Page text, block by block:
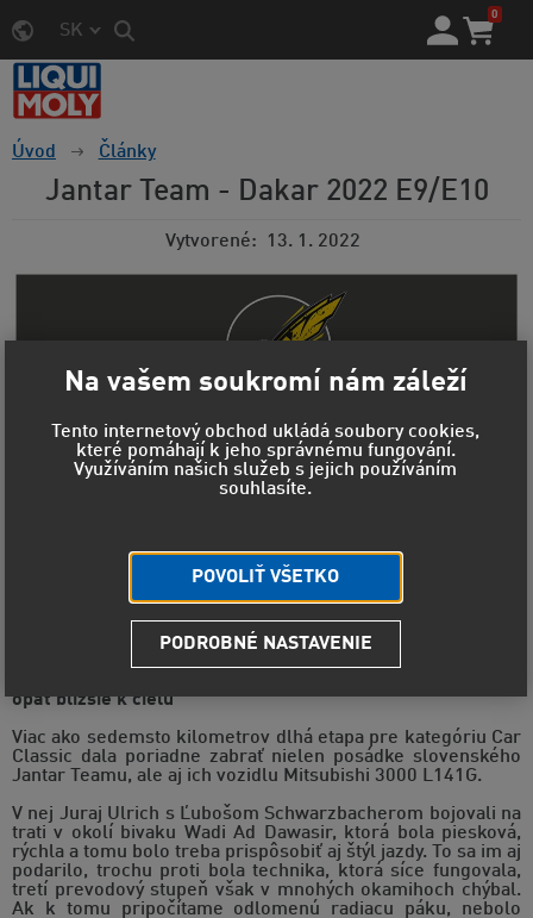
SK
0
Úvod Články
Jantar Team - Dakar 2022 E9/E10
Vytvorené 13. 1. 2022
opäť bližšie k cieľu
Viac ako sedemsto kilometrov dlhá etapa pre kategóriu Car
Classic dala poriadne zabrať nielen posádke slovenského
Jantar Teamu, ale aj ich vozidlu Mitsubishi 3000 L141G.
V nej Juraj Ulrich s Ľubošom Schwarzbacherom bojovali na
trati v okolí bivaku Wadi Ad Dawasir, ktorá bola piesková,
rýchla a tomu bolo treba prispôsobiť aj štýl jazdy. To sa im aj
podarilo, trochu proti bola technika, ktorá síce fungovala,
tretí prevodový stupeň však v mnohých okamihoch chýbal.
Ak k tomu pripočítame odlomenú radiacu páku, nebolo
Na vašem soukromí nám záleží
Tento internetový obchod ukládá soubory cookies,
které pomáhají k jeho správnému fungování.
Využíváním našich služeb s jejich používáním
souhlasíte.
POVOLIŤ VŠETKO
PODROBNÉ NASTAVENIE